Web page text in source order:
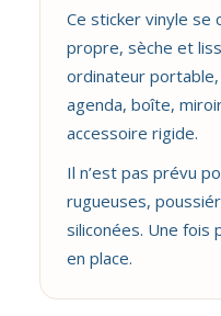
Ce sticker vinyle se
propre, sèche et
ordinateur
agenda, boîte,
accessoire rigide.
Il n’est pas prévu
rugueuses,
siliconées. Une
en place.